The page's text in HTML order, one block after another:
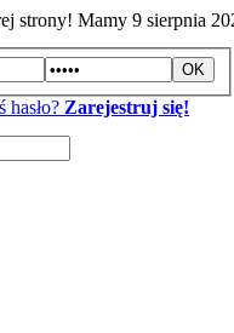
strony! Mamy 9 sierpnia
hasło? Zarejestruj się!